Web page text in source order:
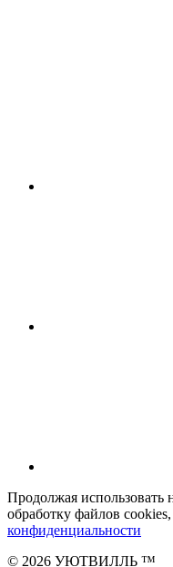
Продолжая использовать
обработку файлов
конфиденциальности
© 2026 УЮТВИЛЛЬ ™